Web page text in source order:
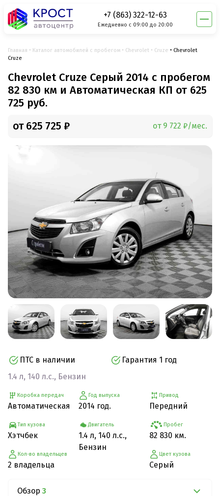
+7 (863) 322-12-63
Ежедневно с 09:00 до 20:00
Главная Каталог автомобилей с пробегом Chevrolet Cruze
Chevrolet
Cruze
Chevrolet Cruze Серый 2014 с пробегом
82 830 км и Автоматическая КП от 625
725 руб.
от 625 725 ₽ от 9 722 ₽/мес.
ПТС в наличии
Гарантия 1 год
1.4 л, 140 л.с., Бензин
Коробка передач
Автоматическая
Тип кузова
Хэтчбек
Кол-во владельцев
2 владельца
Год выпуска
2014 год.
Двигатель
1.4 л, 140 л.с.,
Бензин
Привод
Передний
Пробег
82 830 км.
Цвет кузова
Серый
Обзор 3